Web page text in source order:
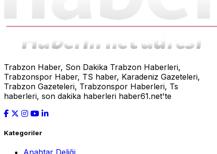
Trabzon Haber, Son Dakika Trabzon Haberleri,
Trabzonspor Haber, TS haber, Karadeniz Gazeteleri,
Trabzon Gazeteleri, Trabzonspor Haberleri, Ts
haberleri, son dakika haberleri haber61.net'te
Kategoriler